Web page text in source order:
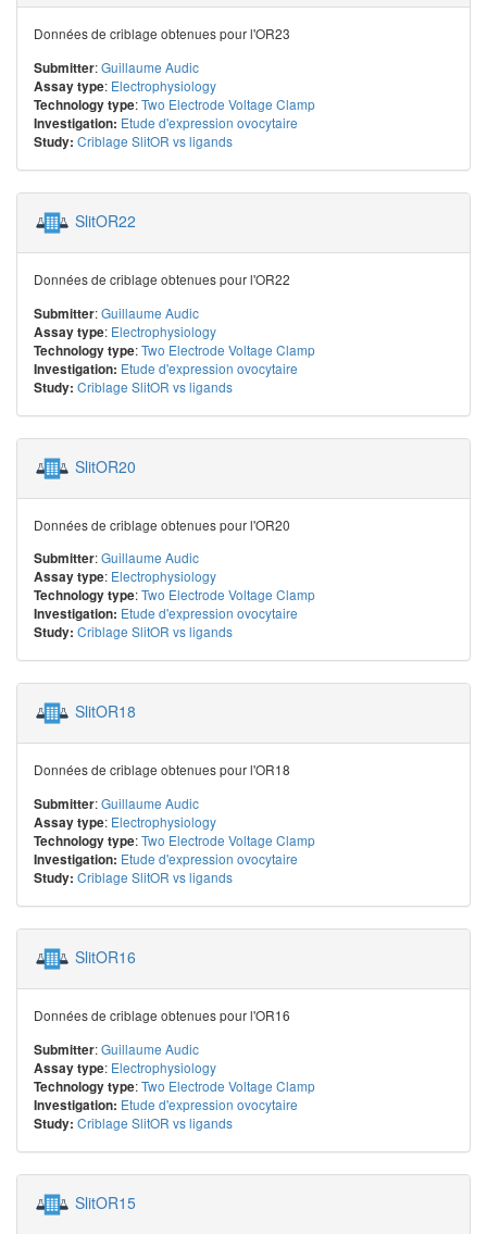
Données de criblage obtenues pour l'OR23
Submitter:Guillaume Audic
Assay type: Electrophysiology
Technology type:Two Electrode Voltage Clamp
Investigation: Etude d'expression ovocytaire
Study: Criblage SlitOR vs ligands
SlitOR22
Données de criblage obtenues pour l'OR22
Submitter:Guillaume Audic
Assay type: Electrophysiology
Technology type:Two Electrode Voltage Clamp
Investigation: Etude d'expression ovocytaire
Study: Criblage SlitOR vs ligands
SlitOR20
Données de criblage obtenues pour l'OR20
Submitter:Guillaume Audic
Assay type: Electrophysiology
Technology type:Two Electrode Voltage Clamp
Investigation: Etude d'expression ovocytaire
Study: Criblage SlitOR vs ligands
SlitOR18
Données de criblage obtenues pour l'OR18
Submitter:Guillaume Audic
Assay type: Electrophysiology
Technology type:Two Electrode Voltage Clamp
Investigation: Etude d'expression ovocytaire
Study: Criblage SlitOR vs ligands
SlitOR16
Données de criblage obtenues pour l'OR16
Submitter:Guillaume Audic
Assay type: Electrophysiology
Technology type:Two Electrode Voltage Clamp
Investigation: Etude d'expression ovocytaire
Study: Criblage SlitOR vs ligands
SlitOR15